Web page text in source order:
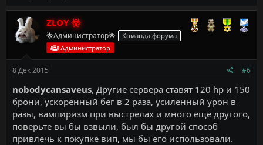
ZLOY
🌟Администратор🌟
Команда форума
Администратор
8 Дек 2015 #6
nobodycansaveus, Другие сервера ставят 120 hp и 150
брони, ускоренный бег в 2 раза, усиленный урон в
разы, вампиризм при выстрелах и много еще другого,
поверьте вы бы взвыли, был бы другой способ
привлечь к покупке вип, мы бы его использовали.